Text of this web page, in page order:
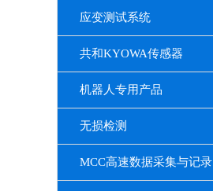
应变测试系统
共和KYOWA传感器
机器人专用产品
无损检测
MCC高速数据采集与记录